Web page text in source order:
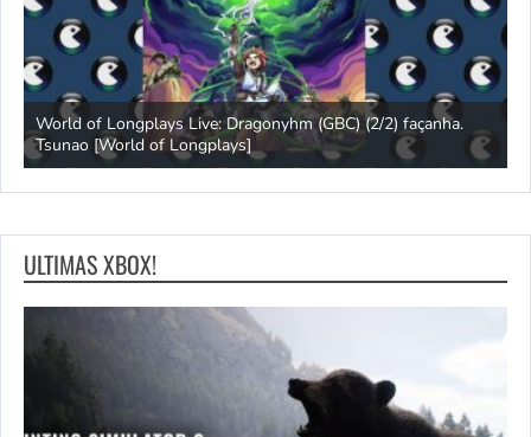
World of Longplays Live: Dragonyhm (GBC) (2/2) façanha.
Tsunao [World of Longplays]
ULTIMAS XBOX!